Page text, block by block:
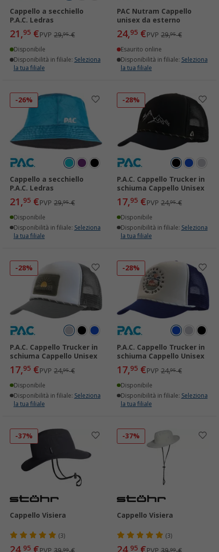
Cappello a secchiello
P.A.C. Ledras
21,95 €PVP 29,95€
Disponibile
Disponibilità in filiale: Seleziona
la tua filiale
PAC Nutram Cappello
unisex da esterno
24,95 €PVP 29,95€
Esaurito online
Disponibilità in filiale: Seleziona
la tua filiale
-26%
Cappello a secchiello
P.A.C. Ledras
21,95 €PVP 29,95€
Disponibile
Disponibilità in filiale: Seleziona
la tua filiale
-28%
P.A.C. Cappello Trucker in
schiuma Cappello Unisex
17,95 €PVP 24,95€
Disponibile
Disponibilità in filiale: Seleziona
la tua filiale
-28%
P.A.C. Cappello Trucker in
schiuma Cappello Unisex
17,95 €PVP 24,95€
Disponibile
Disponibilità in filiale: Seleziona
la tua filiale
-28%
P.A.C. Cappello Trucker in
schiuma Cappello Unisex
17,95 €PVP 24,95€
Disponibile
Disponibilità in filiale: Seleziona
la tua filiale
-37%
Cappello Visiera
(3)
24, 95 €PVP 39,99€
-37%
Cappello Visiera
(3)
24, 95 €PVP 39,99€